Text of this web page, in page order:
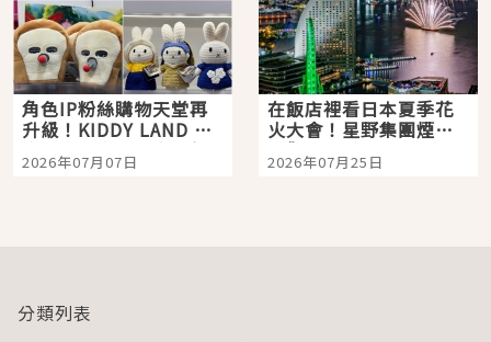
角色IP粉絲購物天堂再
升級！KIDDY LAND 原
宿店吉伊卡哇迎客，新
開幕 OMOKADO 店3分
2026年07月07日
在飯店裡看日本夏季花
火大會！星野集團煙火
景觀飯店6選，讓你不用
人擠人悠閒欣賞
2026年07月25日
分類列表